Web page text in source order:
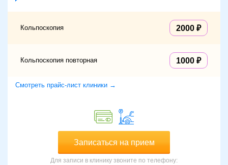
Кольпоскопия 2000
Кольпоскопия повторная 1000
Смотреть прайс-лист клиники →
Записаться на прием
Для записи в клинику звоните по телефону: